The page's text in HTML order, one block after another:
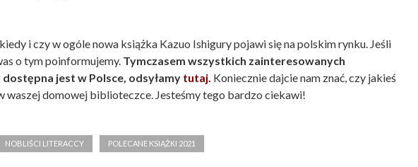
i czy w ogóle nowa książka Kazuo Ishigury pojawi się na polskim rynku. Jeśli
o tym poinformujemy. Tymczasem wszystkich zainteresowanych
jest w Polsce, odsyłamy tutaj. Koniecznie dajcie nam znać, czy jakieś
waszej domowej biblioteczce. Jesteśmy tego bardzo ciekawi!
NOBLIŚCI LITERACCY POLECANE KSIĄŻKI 2021